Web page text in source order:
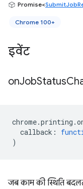
Promise<
Chrome 100+
इवेंट
onJobStatus
chrome.printing .
callback :
)
जब काम की स्थिति